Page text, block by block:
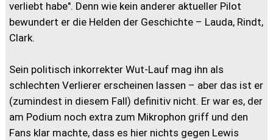
verliebt habe". Denn wie kein anderer aktueller Pilot
bewundert er die Helden der Geschichte – Lauda, Rindt,
Clark.
Sein politisch inkorrekter Wut-Lauf mag ihn als
schlechten Verlierer erscheinen lassen – aber das ist er
(zumindest in diesem Fall) definitiv nicht. Er war es, der
am Podium noch extra zum Mikrophon griff und den
Fans klar machte, dass es hier nichts gegen Lewis